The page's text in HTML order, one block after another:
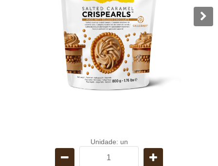
Unidade: un